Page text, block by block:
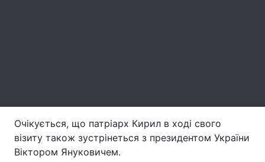
Інтерв'ю Думки
Очікується, що патріарх Кирил в ході свого
візиту також зустрінеться з президентом України
Віктором Януковичем.